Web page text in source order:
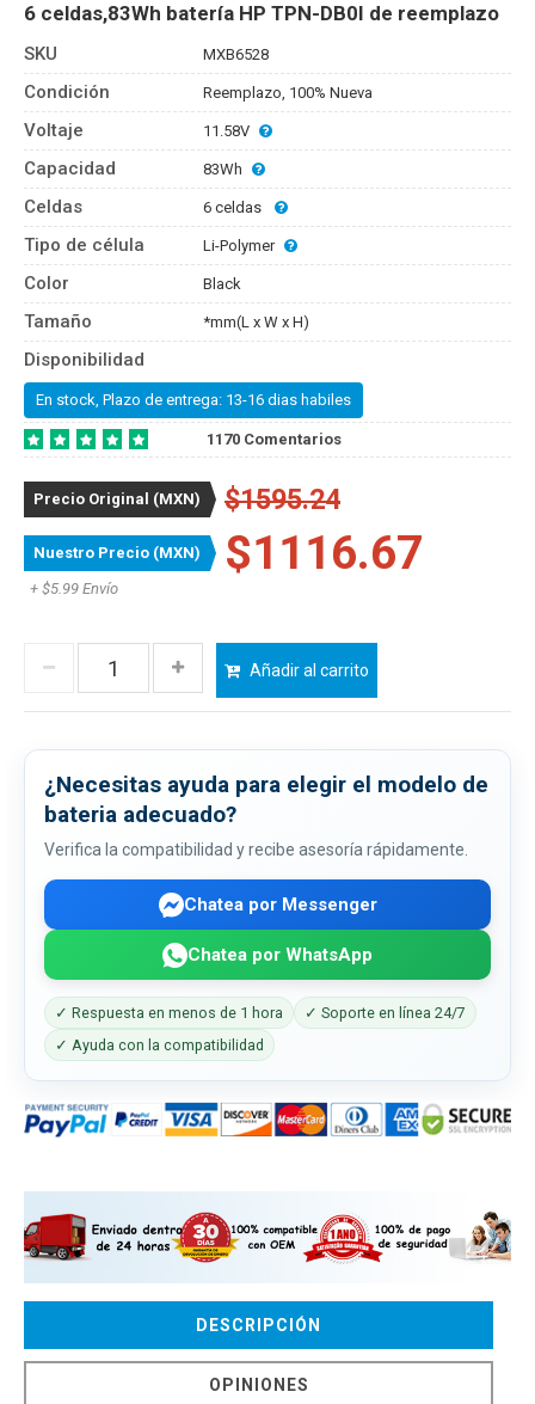
6 celdas,83Wh batería HP TPN-DB0I de reemplazo
SKU MXB6528
Condición Reemplazo, 100% Nueva
Voltaje 11.58V
Capacidad 83Wh
Celdas 6 celdas
Tipo de célula Li-Polymer
Color Black
Tamaño *mm(L x W x H)
Disponibilidad
En stock, Plazo de entrega: 13-16 dias habiles
1170 Comentarios
Precio Original (MXN) $1595.24
Nuestro Precio (MXN) $1116.67
+ $5.99 Envío
Añadir al carrito
¿Necesitas ayuda para elegir el modelo de
bateria adecuado?
Verifica la compatibilidad y recibe asesoría rápidamente.
Chatea por Messenger
Chatea por WhatsApp
✓ Respuesta en menos de 1 hora
✓ Soporte en línea 24/7
✓ Ayuda con la compatibilidad
DESCRIPCIÓN
OPINIONES